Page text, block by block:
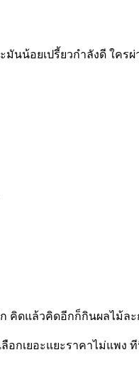
น้อยเปรี้ยวกำลังดี ใคร
คิดแล้วคิดอีกก็กินผลไม้ล
อกเยอะแยะราคาไม่แพง